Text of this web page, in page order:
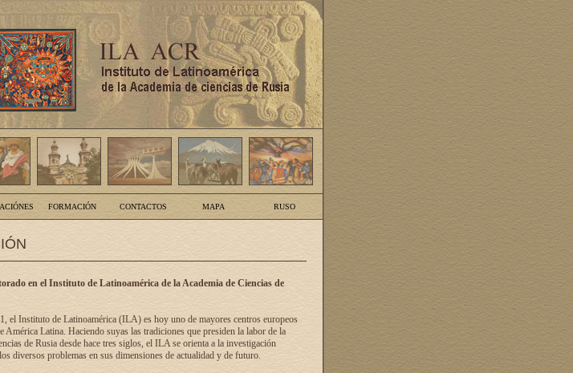
FORMACIÓN CONTACTOS MAPA RUSO
en el Instituto de Latinoamérica de la Academia de Ciencias de
el Instituto de Latinoamérica (ILA) es hoy uno de mayores centros europeos
América Latina. Haciendo suyas las tradiciones que presiden la labor de la
de Rusia desde hace tres siglos, el ILA se orienta a la investigación
diversos problemas en sus dimensiones de actualidad y de futuro.